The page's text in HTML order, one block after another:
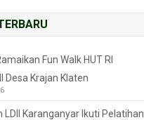
Fun Walk HUT RI
Desa Krajan Klaten
LDII Karanganyar Ikuti Pelatihan